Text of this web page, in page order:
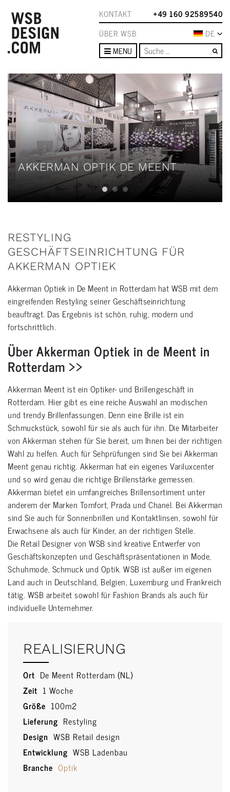
KONTAKT
+49 160 92589540
ÜBER WSB
DE
MENU
AKKERMAN OPTIK DE MEENT
RESTYLING
GESCHÄFTSEINRICHTUNG FÜR
AKKERMAN OPTIEK
Akkerman Optiek in De Meent in Rotterdam hat WSB mit dem
eingreifenden Restyling seiner Geschäftseinrichtung
beauftragt. Das Ergebnis ist schön, ruhig, modern und
fortschrittlich.
Über Akkerman Optiek in de Meent in
Rotterdam >>
Akkerman Meent ist ein Optiker- und Brillengeschäft in
Rotterdam. Hier gibt es eine reiche Auswahl an modischen
und trendy Brillenfassungen. Denn eine Brille ist ein
Schmuckstück, sowohl für sie als auch für ihn. Die Mitarbeiter
von Akkerman stehen für Sie bereit, um Ihnen bei der richtigen
Wahl zu helfen. Auch für Sehprüfungen sind Sie bei Akkerman
Meent genau richtig. Akkerman hat ein eigenes Variluxcenter
und so wird genau die richtige Brillenstärke gemessen.
Akkerman bietet ein umfangreiches Brillensortiment unter
anderem der Marken Tomfort, Prada und Chanel. Bei Akkerman
sind Sie auch für Sonnenbrillen und Kontaktlinsen, sowohl für
Erwachsene als auch für Kinder, an der richtigen Stelle.
Die Retail Designer von WSB sind kreative Entwerfer von
Geschäftskonzepten und Geschäftspräsentationen in Mode,
Schuhmode, Schmuck und Optik. WSB ist außer im eigenen
Land auch in Deutschland, Belgien, Luxemburg und Frankreich
tätig. WSB arbeitet sowohl für Fashion Brands als auch für
individuelle Unternehmer.
REALISIERUNG
Ort De Meent Rotterdam (NL)
Zeit 1 Woche
Größe 100m2
Lieferung Restyling
Design WSB Retail design
Entwicklung WSB Ladenbau
Branche Optik